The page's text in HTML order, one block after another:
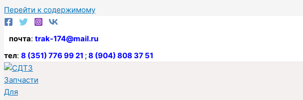
Перейти к содержимому
почта: trak-174@mail.ru
тел: 8 (351) 776 99 21 ; 8 (904) 808 37 51